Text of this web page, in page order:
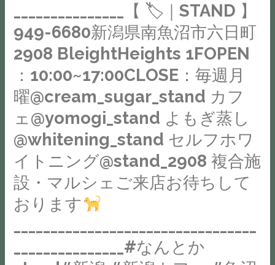
_______________【 🏷｜STAND 】
949-6680新潟県南魚沼市六日町
2908 BleightHeights 1FOPEN
：10:00~17:00CLOSE：毎週月
曜@cream_sugar_stand カフ
ェ@yomogi_stand よもぎ蒸し
@whitening_stand セルフホワ
イトニング@stand_2908 複合施
設・マルシェご来店お待ちして
おります
_________________________________
_______________#なんとか
な
イ
ベ
ン
ト
は
や
り
せ
ん
か」
ん
な